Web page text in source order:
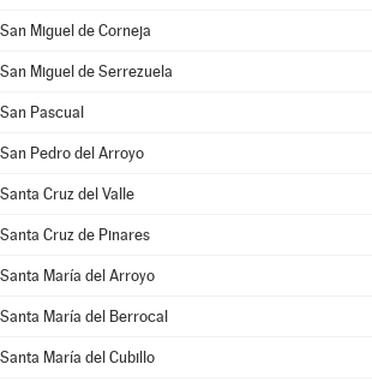
San Miguel de Corneja
San Miguel de Serrezuela
San Pascual
San Pedro del Arroyo
Santa Cruz del Valle
Santa Cruz de Pinares
Santa María del Arroyo
Santa María del Berrocal
Santa María del Cubillo